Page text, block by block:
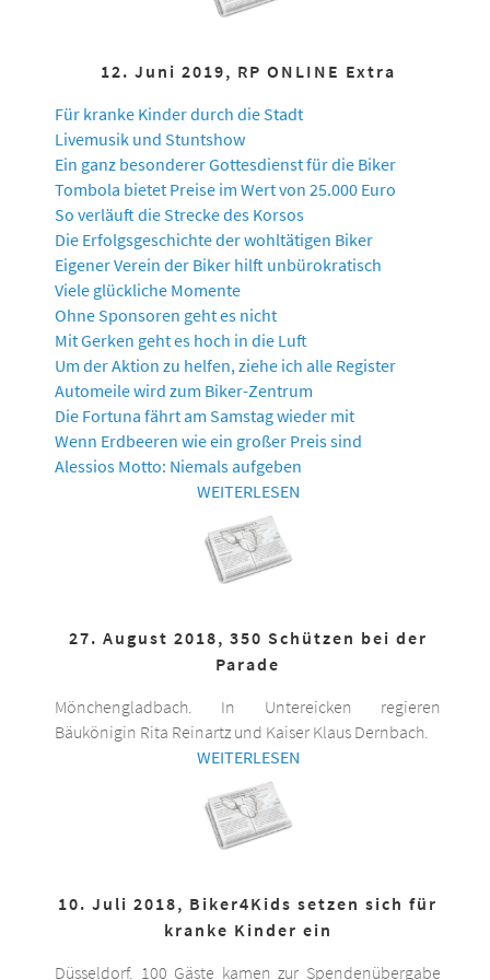
12. Juni 2019, RP ONLINE Extra
Für kranke Kinder durch die Stadt
Livemusik und Stuntshow
Ein ganz besonderer Gottesdienst für die Biker
Tombola bietet Preise im Wert von 25.000 Euro
So verläuft die Strecke des Korsos
Die Erfolgsgeschichte der wohltätigen Biker
Eigener Verein der Biker hilft unbürokratisch
Viele glückliche Momente
Ohne Sponsoren geht es nicht
Mit Gerken geht es hoch in die Luft
Um der Aktion zu helfen, ziehe ich alle Register
Automeile wird zum Biker-Zentrum
Die Fortuna fährt am Samstag wieder mit
Wenn Erdbeeren wie ein großer Preis sind
Alessios Motto: Niemals aufgeben
WEITERLESEN
27. August 2018, 350 Schützen bei der
Parade
Mönchengladbach. In Untereicken regieren
Bäukönigin Rita Reinartz und Kaiser Klaus Dernbach.
WEITERLESEN
10. Juli 2018, Biker4Kids setzen sich für
kranke Kinder ein
Düsseldorf. 100 Gäste kamen zur Spendenübergabe